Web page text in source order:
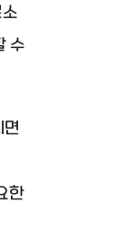
수
면
한